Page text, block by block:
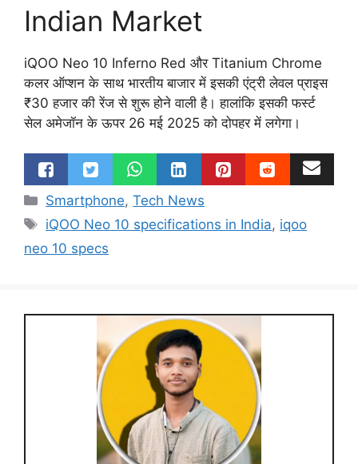
Indian Market
iQOO Neo 10 Inferno Red और Titanium Chrome
कलर ऑप्शन के साथ भारतीय बाजार में इसकी एंट्री लेवल प्राइस
₹30 हजार की रेंज से शुरू होने वाली है। हालांकि इसकी फर्स्ट
सेल अमेजॉन के ऊपर 26 मई 2025 को दोपहर में लगेगा।
Categories
Smartphone,Tech News
Tags
iQOO Neo 10 specifications in India, iqoo
neo 10 specs